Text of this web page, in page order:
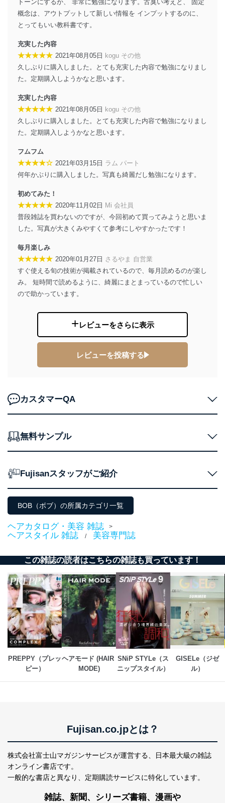
アクセス者の識別と認証
機器に標準装備されているユーザー制御機能（ユ
ーザーアカウント制御）により、個人情報データ
ベース等を取り扱う情報システムを使用する従業
者を識別・認証しています。
外部からの不正アクセス等の防止
個人データを取り扱う機器等のオペレーティング
個人データを取り扱う機器等にセキュリティ対策
ソフトウェア等を導入し、自動更新 機能等の活用
により、これを最新状態としています。
情報システムの使用に伴う漏洩等の防止
設定しています。
当社は、内部監査及びマネジメントレビューの機会を通
じて、個人情報保護マネジメントシステムを継続的に改
善し、常に最良の状態を維持します。
貴殿の個人情報及び当社の個人情報保護マネジメントシ
絡ください。
適切、かつ迅速に対応させていただきます。
TEL：0570-200-223
e-mail：cs@fujisan.co.jp
改訂：2025年2月20日
制定：2005年4月1日
個人情報の取扱いについて
当社は以下の個人情報保護管理者を設置し、個人情報保
東京都渋谷区南平台町16-11
株式会社富士山マガジンサービス
代表取締役会長 西野 伸一郎
個人情報保護管理者: 経営管理グループディレクター 前
田 嘉也
２．利用目的
りです。
No
個人情報の種類 利用目的
1
当社の定期購読サ
ービス等をご利用
の方の個人情報
購入商品の配送のため
商品代金回収のため
ｅメール等による商品、サービ
ス、キャンペーン等の広告の案内
のため
個人が特定できない形で取得した
閲覧履歴や購買履歴等の情報を分
応じた新商品・サービスに関する
広告のため
当社にお問合わせ
お問い合わせ対応、トラブル対
当社カスタマーQ＆
Aサービス利用者
ｅメール等によるカスタマーQ＆A
サイトのサービス内容のご案内の
ｅメール等による商品、サービ
るご案内のため
個人情報
採用選考、ご連絡のため
トーンにするか、 非常に勉強になります。古臭い考えと、 固定
概念は、アウトプットして新しい情報を インプットするのに、
とってもいい教科書です。
充実した内容
★★★★★ 2021年08月05日 kogu その他
久しぶりに購入しました。とても充実した内容で勉強になりまし
た。定期購入しようかなと思います。
充実した内容
★★★★★ 2021年08月05日 kogu その他
久しぶりに購入しました。とても充実した内容で勉強になりまし
た。定期購入しようかなと思います。
フムフム
★★★★☆ 2021年03月15日 ラム パート
何年かぶりに購入しました。写真も綺麗だし勉強になります。
初めてみた！
★★★★★ 2020年11月02日 Mi 会社員
普段雑誌を買わないのですが、今回初めて買ってみようと思いま
した。写真が大きくみやすくて参考にしやすかったです！
毎月楽しみ
★★★★★ 2020年01月27日 さるやま 自営業
すぐ使える旬の技術が掲載されているので、毎月読めるのが楽し
み。 短時間で読めるように、綺麗にまとまっているので忙しい
ので助かっています。
レビューをさらに表示
レビューを投稿する
カスタマーQA
無料サンプル
Fujisanスタッフがご紹介
BOB（ボブ）の所属カテゴリ一覧
ヘアカタログ・美容 雑誌 >
ヘアスタイル 雑誌 / 美容専門誌
この雑誌の読者はこちらの雑誌も買っています！
PREPPY（プレッ
ピー）
ヘアモード (HAIR
MODE)
SNiP STYLe（ス
ニップスタイル）
GISELe（ジゼ
ル）
Fujisan.co.jpとは？
株式会社富士山マガジンサービスが運営する、
日本最大級の雑誌
オンライン書店です。
一般的な書店と異なり、 定期購読サービスに特化しています。
雑誌、新聞、シリーズ書籍、漫画や